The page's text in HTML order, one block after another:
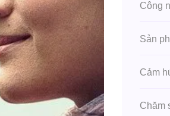
Công
Sản
Cảm
Chăm